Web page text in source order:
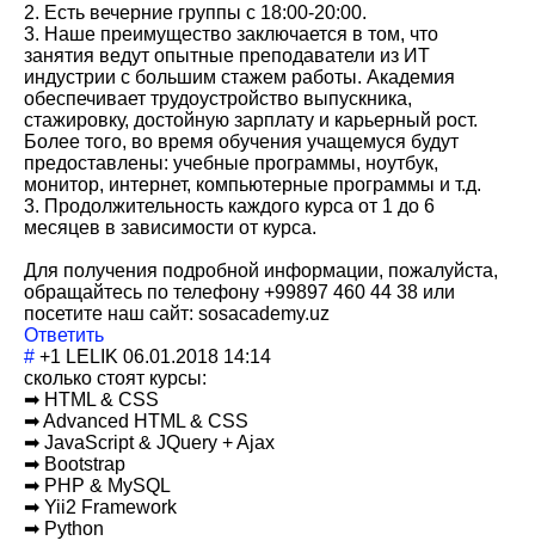
2. Есть вечерние группы с 18:00-20:00.
3. Наше преимущество заключается в том, что
занятия ведут опытные преподаватели из ИТ
индустрии с большим стажем работы. Академия
обеспечивает трудоустройство выпускника,
стажировку, достойную зарплату и карьерный рост.
Более того, во время обучения учащемуся будут
предоставлены: учебные программы, ноутбук,
монитор, интернет, компьютерные программы и т.д.
3. Продолжительность каждого курса от 1 до 6
месяцев в зависимости от курса.
Для получения подробной информации, пожалуйста,
обращайтесь по телефону +99897 460 44 38 или
посетите наш сайт: sosacademy.uz
Ответить
# +1 LELIK 06.01.2018 14:14
сколько стоят курсы:
➡ HTML & CSS
➡ Advanced HTML & CSS
➡ JavaScript & JQuery + Ajax
➡ Bootstrap
➡ PHP & MySQL
➡ Yii2 Framework
➡ Python